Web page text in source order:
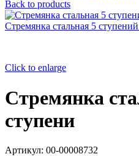
Back to products
Стремянка стальная 5 ступений
Click to enlarge
Стремянка
ступени
Артикул: 00-00008732